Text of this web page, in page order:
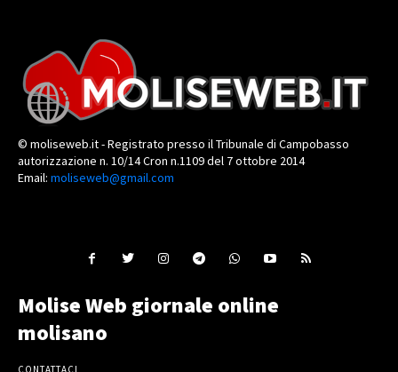
© moliseweb.it - Registrato presso il Tribunale di Campobasso
autorizzazione n. 10/14 Cron n.1109 del 7 ottobre 2014
Email: moliseweb@gmail.com
Molise Web giornale online
molisano
CONTATTACI